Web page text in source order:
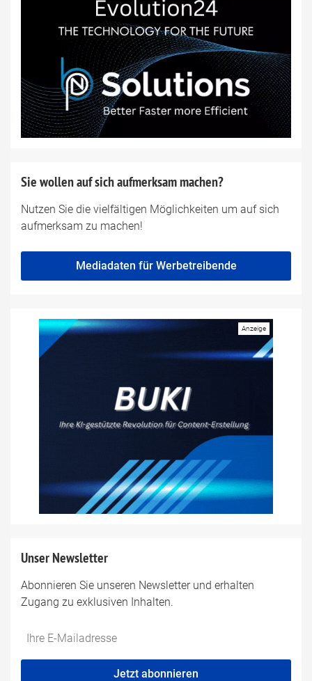
Sie wollen auf sich aufmerksam machen?
Nutzen Sie die vielfältigen Möglichkeiten um auf sich
aufmerksam zu machen!
Mediadaten für Werbetreibende
Unser Newsletter
Abonnieren Sie unseren Newsletter und erhalten
Zugang zu exklusiven Inhalten.
Do
fill
*Ihre
Mailadresse:
Jetzt abonnieren